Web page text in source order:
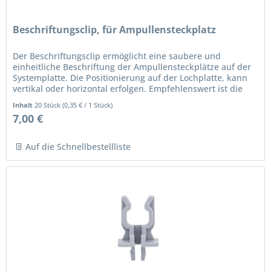
Beschriftungsclip, für Ampullensteckplatz
Der Beschriftungsclip ermöglicht eine saubere und
einheitliche Beschriftung der Ampullensteckplätze auf der
Systemplatte. Die Positionierung auf der Lochplatte, kann
vertikal oder horizontal erfolgen. Empfehlenswert ist die
Inhalt20 Stück(0,35 € / 1 Stück)
7,00 €
Auf die Schnellbestellliste